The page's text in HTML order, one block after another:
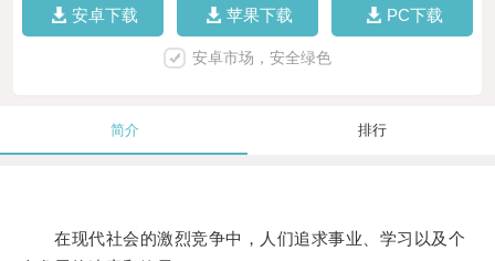
安卓下载 苹果下载 PC下载
安卓市场，安全绿色
简介 排行
在现代社会的激烈竞争中，人们追求事业、学习以及个